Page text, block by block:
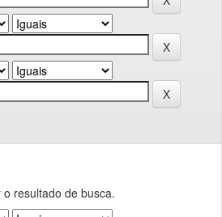
resultado de busca.